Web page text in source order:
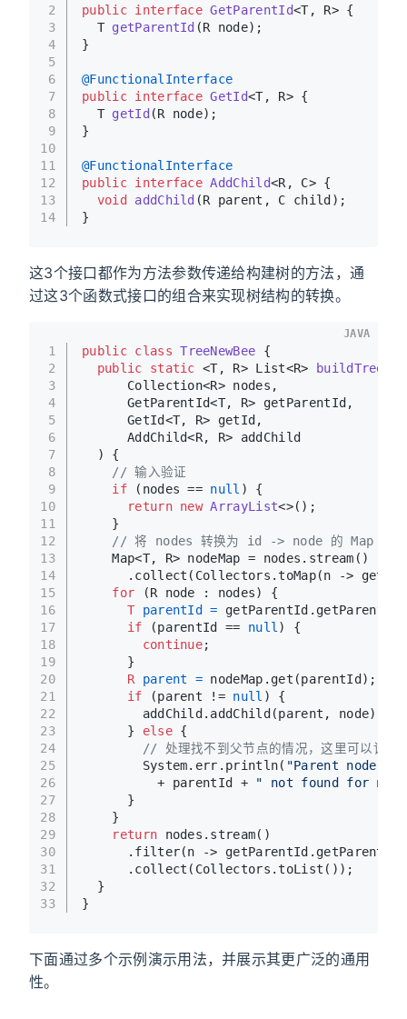
2
3
4
5
6
7
8
9
10
11
12
13
14
public interface GetParentId<T, R> {
  T
getParentId (R node) ;
}
@FunctionalInterface
public interface GetId<T, R> {
  T
getId (R node) ;
}
@FunctionalInterface
public interface AddChild<R, C> {
void
addChild (R parent, C child) ;
}
这3个接口都作为方法参数传递给构建树的方法，通
过这3个函数式接口的组合来实现树结构的转换。
1
2
3
4
5
6
7
8
9
10
11
12
13
14
15
16
17
18
19
20
21
22
23
24
25
26
27
28
29
30
31
32
33
public class TreeNewBee {
public
static <T, R> List<R> buildTree
      Collection<R> nodes,
      GetParentId<T, R> getParentId,
      GetId<T, R> getId,
      AddChild<R, R> addChild
  )
{
// 输入验证
if (nodes == null ) {
return new ArrayList<>();
    }
// 将 nodes 转换为 id -> node 的 Map
    Map<T, R> nodeMap = nodes.stream()
.collect(Collectors.toMap(n ->
for (R node : nodes) {
T
parentId =
if (parentId == null) {
continue;
      }
R
parent = nodeMap.get(parentId);
if (parent != null ) {
        addChild.addChild(parent, node);
      }
else {
// 处理找不到父节点的情况，这里可以记录
        System.err.println(
"Parent node
          + parentId +
" not found for
      }
    }
return nodes.stream()
.filter(n ->
      .collect(Collectors.toList());
  }
}
JAVA
下面通过多个示例演示用法，并展示其更广泛的通用
性。